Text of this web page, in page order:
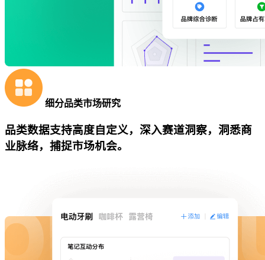
细分品类市场研究
品类数据支持高度自定义，深入赛道洞察，洞悉商
业脉络，捕捉市场机会。